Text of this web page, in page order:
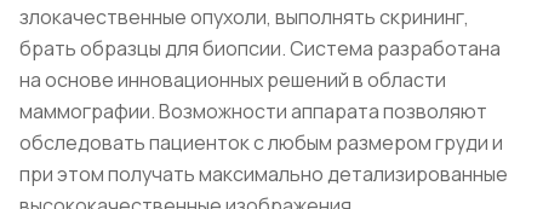
злокачественные опухоли, выполнять скрининг,
брать образцы для биопсии. Система разработана
на основе инновационных решений в области
маммографии. Возможности аппарата позволяют
обследовать пациенток с любым размером груди и
при этом получать максимально детализированные